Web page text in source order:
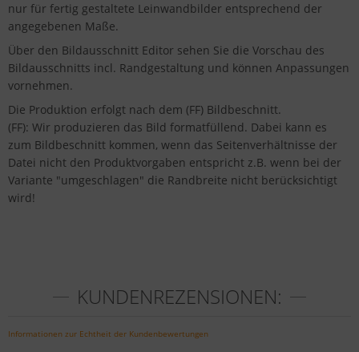
nur für fertig gestaltete Leinwandbilder entsprechend der
angegebenen Maße.
Über den Bildausschnitt Editor sehen Sie die Vorschau des
Bildausschnitts incl. Randgestaltung und können Anpassungen
vornehmen.
Die Produktion erfolgt nach dem (FF) Bildbeschnitt.
(FF): Wir produzieren das Bild formatfüllend. Dabei kann es
zum Bildbeschnitt kommen, wenn das Seitenverhältnisse der
Datei nicht den Produktvorgaben entspricht z.B. wenn bei der
Variante "umgeschlagen" die Randbreite nicht berücksichtigt
wird!
KUNDENREZENSIONEN:
Informationen zur Echtheit der Kundenbewertungen